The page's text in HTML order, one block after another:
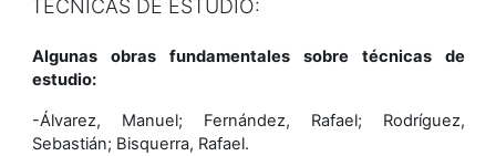
TÉCNICAS DE ESTUDIO:
Algunas obras fundamentales sobre técnicas de
estudio:
-Álvarez, Manuel; Fernández, Rafael; Rodríguez,
Sebastián; Bisquerra, Rafael.